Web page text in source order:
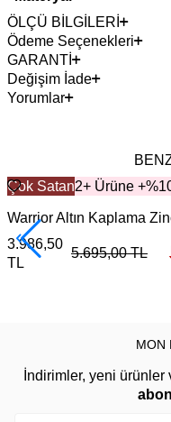
ÖLÇÜ BİLGİLERİ
Ödeme Seçenekleri
GARANTİ
Değişim İade
Yorumlar
Çok Satan2+ Ürüne
Warrior Altın Kaplama
3.986,50
TL
5.695,00TL
MON
İndirimler, yeni